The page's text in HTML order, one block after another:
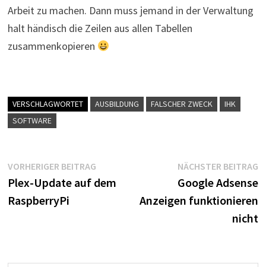
Arbeit zu machen. Dann muss jemand in der Verwaltung
halt händisch die Zeilen aus allen Tabellen
zusammenkopieren
VERSCHLAGWORTET AUSBILDUNG FALSCHER ZWECK
IHK
SOFTWARE
Beitragsnavigation
VORHERIGER BEITRAGVorheriger
Beitrag:
Plex-Update auf dem
RaspberryPi
NÄCHSTER BEITRAG
Google Adsense
Anzeigen funktionieren
nicht